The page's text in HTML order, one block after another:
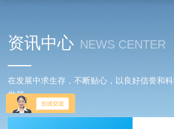
资讯中心 NEWS CENTER
在发展中求生存，不断贴心，以良好信誉和
发展